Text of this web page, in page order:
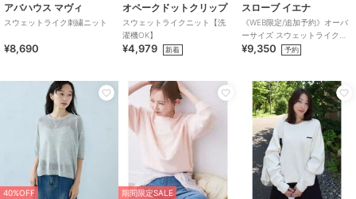
アバハウス マヴィ
スウェットライク刺繍ニット
¥8,690
オペークドットクリップ
スウェットライクニット【洗
濯機OK】
¥4,979 新着
スローブ イエナ
《WEB限定/追加予約》オーバ
ーサイズ スウェットライクニ
ット
¥9,350 予約
40%OFF 期間限定SALE